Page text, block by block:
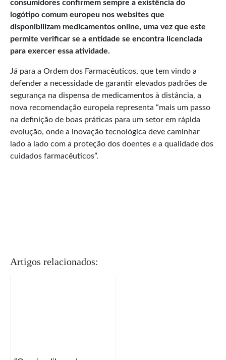
consumidores confirmem sempre a existência do
logótipo comum europeu nos websites que
disponibilizam medicamentos online, uma vez que este
permite verificar se a entidade se encontra licenciada
para exercer essa atividade.
Já para a Ordem dos Farmacêuticos, que tem vindo a
defender a necessidade de garantir elevados padrões de
segurança na dispensa de medicamentos à distância, a
nova recomendação europeia representa “mais um passo
na definição de boas práticas para um setor em rápida
evolução, onde a inovação tecnológica deve caminhar
lado a lado com a proteção dos doentes e a qualidade dos
cuidados farmacêuticos”.
Artigos relacionados: